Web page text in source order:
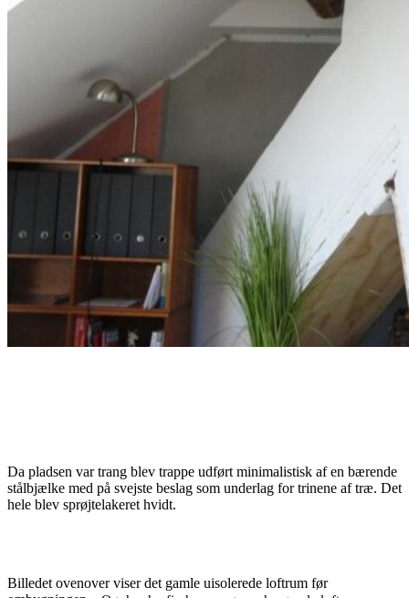
Da pladsen var trang blev trappe udført minimalistisk af en bærende
stålbjælke med på svejste beslag som underlag for trinene af træ. Det
hele blev sprøjtelakeret hvidt.
Billedet ovenover viser det gamle uisolerede loftrum før